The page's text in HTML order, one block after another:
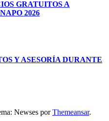
GRATUITOS A
2026
Y ASESORÍA DURANTE
Newses porThemeansar.